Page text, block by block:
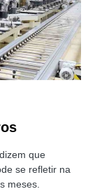
que
se refletir na
meses.